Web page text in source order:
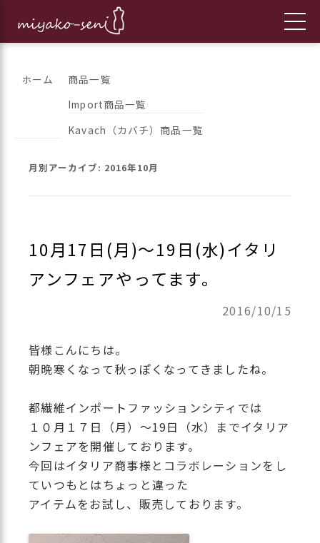
フランス、イタリア、アメリカ
のインポートファッションとオ
都繊維の日々のニュースをお伝えします
ホーム
商品一覧
Import商品一覧
Kavach（カバチ）商品一覧
月別アーカイブ: 2016年10月
10月17日(月)～19日(水)イタリ
アンフェアやってます。
2016/10/15
皆様こんにちは。
朝晩寒くなって秋っぽくなってきましたね。
都繊維インポートファッションシティでは
１０月１７日（月）～19日（水）までイタリア
ンフェアを開催しております。
今回はイタリア商事様とコラボレーションをし
ていつもとはちょっと違った
アイテムをお試し、販売しております。